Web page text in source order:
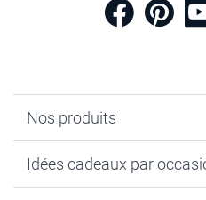
Nos produits
Calendrier photo & Agenda
Idées cadeaux par